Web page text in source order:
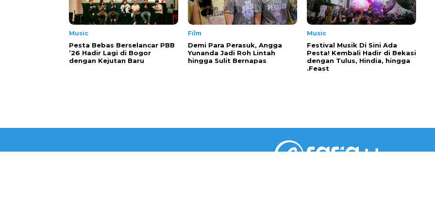
Music
Pesta Bebas Berselancar PBB
’26 Hadir Lagi di Bogor
dengan Kejutan Baru
Film
Demi Para Perasuk, Angga
Yunanda Jadi Roh Lintah
hingga Sulit Bernapas
Music
Festival Musik Di Sini Ada
Pesta! Kembali Hadir di Bekasi
dengan Tulus, Hindia, hingga
.Feast